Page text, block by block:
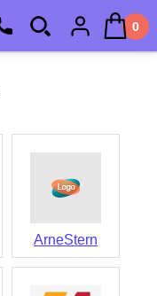
0
ArneStern